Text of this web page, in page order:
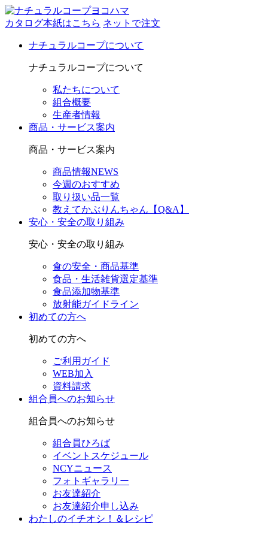
カタログ本紙はこちら ネットで注文
ナチュラルコープについて
ナチュラルコープについて
私たちについて
組合概要
生産者情報
商品・サービス案内
商品・サービス案内
商品情報NEWS
今週のおすすめ
取り扱い品一覧
教えてかぶりんちゃん【Q&A】
安心・安全の取り組み
安心・安全の取り組み
食の安全・商品基準
食品・生活雑貨選定基準
食品添加物基準
放射能ガイドライン
初めての方へ
初めての方へ
ご利用ガイド
WEB加入
資料請求
組合員へのお知らせ
組合員へのお知らせ
組合員ひろば
イベントスケジュール
NCYニュース
フォトギャラリー
お友達紹介
お友達紹介申し込み
わたしのイチオシ！＆レシピ